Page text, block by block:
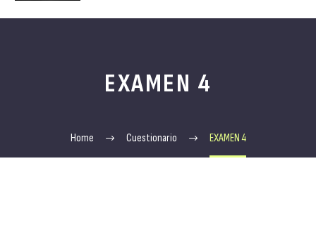
EXAMEN 4
Home Cuestionario EXAMEN 4